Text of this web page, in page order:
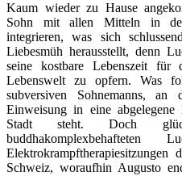
Kaum wieder zu Hause
Sohn mit allen Mitteln in
integrieren, was sich
Liebesmüh herausstellt, denn
seine kostbare Lebenszeit für
Lebenswelt zu opfern. Was
subversiven Sohnemanns,
Einweisung in eine abgelegene
Stadt steht. Doch
Schweiz, woraufhin Augusto